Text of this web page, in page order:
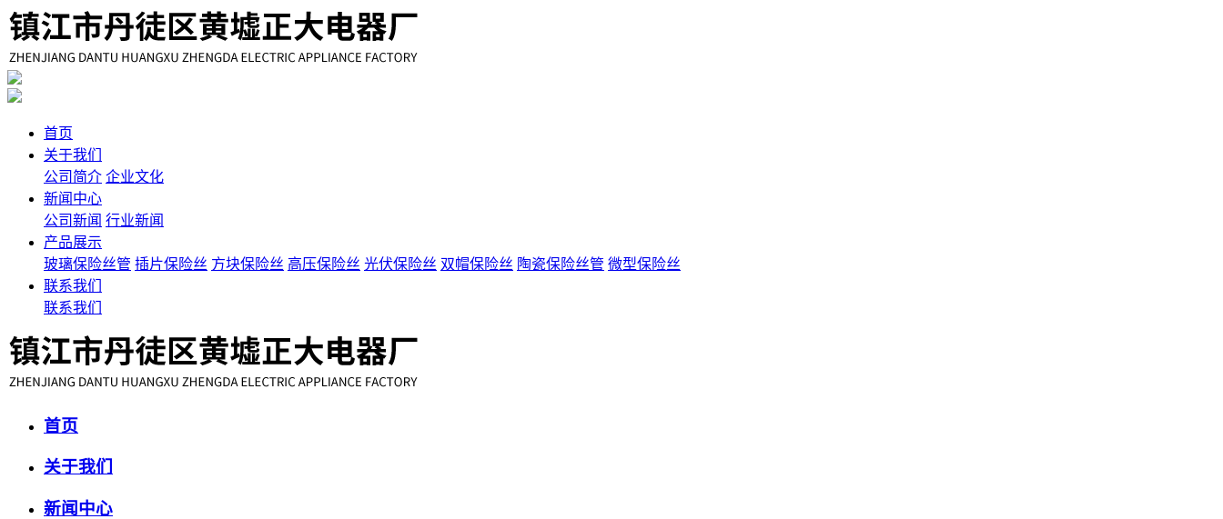
首页
关于我们
公司简介 企业文化
新闻中心
公司新闻 行业新闻
产品展示
玻璃保险丝管 插片保险丝 方块保险丝 高压保险丝 光伏保险丝 双帽保险丝 陶瓷保险丝管 微型保险丝
联系我们
联系我们
首页
关于我们
新闻中心